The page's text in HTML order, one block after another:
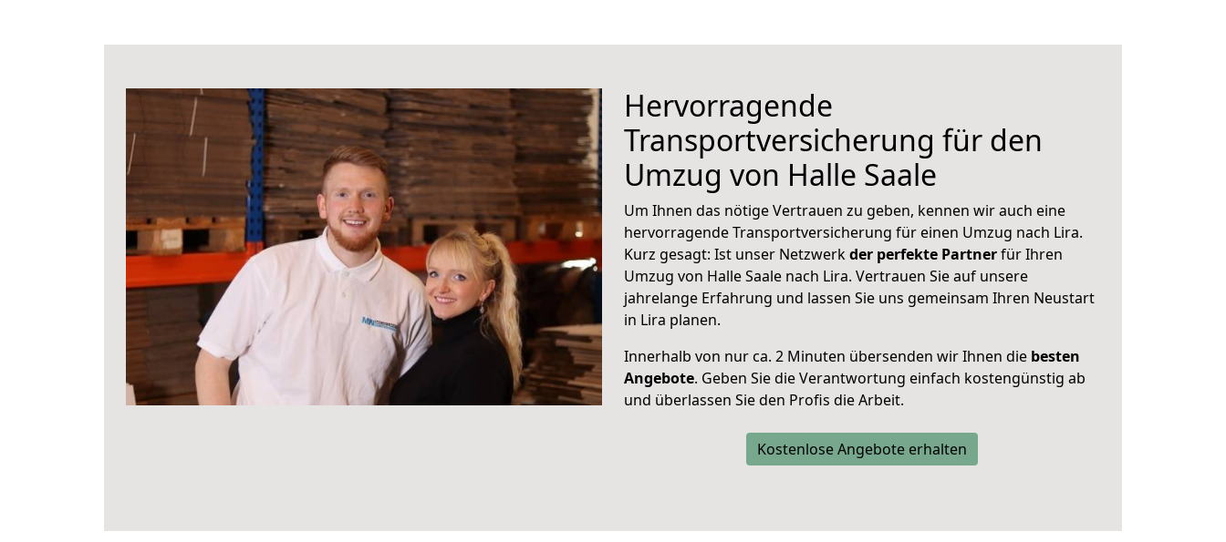
Hervorragende
Transportversicherung für den
Umzug von Halle Saale
Um Ihnen das nötige Vertrauen zu geben, kennen wir auch eine
hervorragende Transportversicherung für einen Umzug nach Lira.
Kurz gesagt: Ist unser Netzwerkder perfekte Partnerfür Ihren
Umzug von Halle Saale nach Lira. Vertrauen Sie auf unsere
jahrelange Erfahrung und lassen Sie uns gemeinsam Ihren Neustart
in Lira planen.
Innerhalb von nur ca. 2 Minuten übersenden wir Ihnen die besten
Angebote. Geben Sie die Verantwortung einfach kostengünstig ab
und überlassen Sie den Profis die Arbeit.
Kostenlose Angebote erhalten